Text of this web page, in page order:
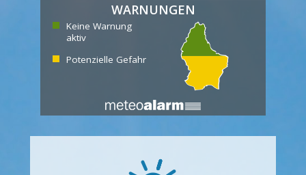
WARNUNGEN
Keine Warnung
aktiv
Potenzielle Gefahr